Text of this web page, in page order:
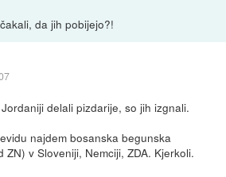
da jih pobijejo?!
delali pizdarije, so jih izgnali.
najdem bosanska begunska
v Sloveniji, Nemciji, ZDA. Kjerkoli.